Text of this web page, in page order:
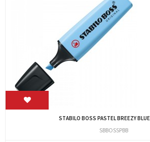
STABILO BOSS PASTEL BREEZY
SBBOSSPBB